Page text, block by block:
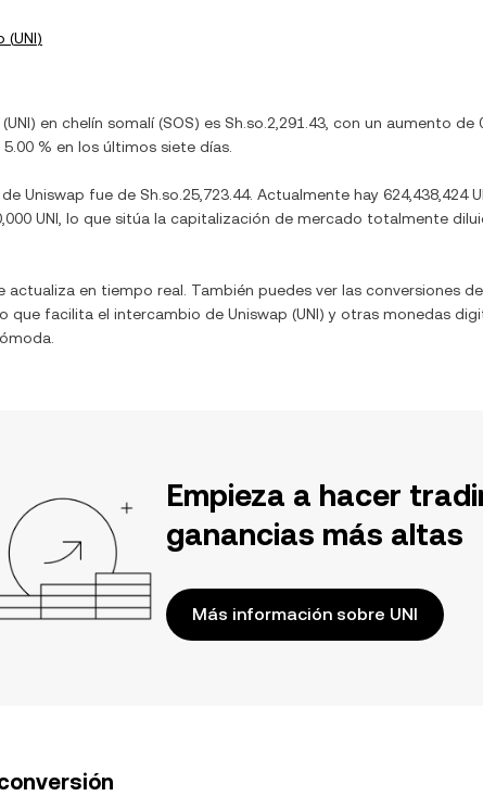
(UNI)
(UNI) en chelín somalí(SOS) es Sh.so.2,291.43 , con un aumento de
5.00 % en los últimos siete días.
Uniswap fue de Sh.so.25,723.44. Actualmente hay 624,438,424
UNI , lo que sitúa la capitalización de mercado totalmente
actualiza en tiempo real. También puedes ver las conversiones de
que facilita el intercambio de Uniswap (UNI) y otras monedas
Empieza a hacer
ganancias más altas
Más información sobre UNI